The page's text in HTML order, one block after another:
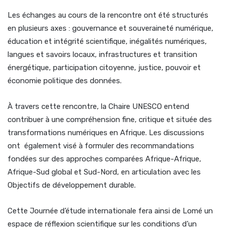
Les échanges au cours de la rencontre ont été structurés
en plusieurs axes : gouvernance et souveraineté numérique,
éducation et intégrité scientifique, inégalités numériques,
langues et savoirs locaux, infrastructures et transition
énergétique, participation citoyenne, justice, pouvoir et
économie politique des données.
À travers cette rencontre, la Chaire UNESCO entend
contribuer à une compréhension fine, critique et située des
transformations numériques en Afrique. Les discussions
ont également visé à formuler des recommandations
fondées sur des approches comparées Afrique-Afrique,
Afrique-Sud global et Sud-Nord, en articulation avec les
Objectifs de développement durable.
Cette Journée d’étude internationale fera ainsi de Lomé un
espace de réflexion scientifique sur les conditions d’un